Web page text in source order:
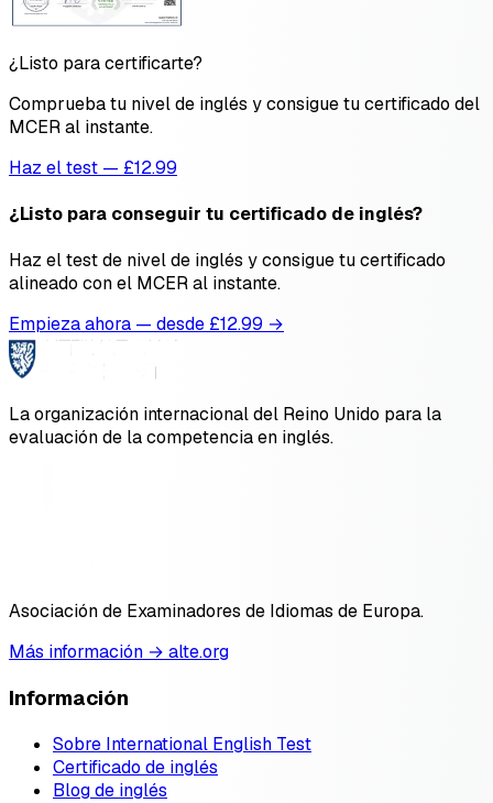
¿Listo para certificarte?
Comprueba tu nivel de inglés y consigue tu certificado del
MCER al instante.
Haz el test — £12.99
¿Listo para conseguir tu certificado de inglés?
Haz el test de nivel de inglés y consigue tu certificado
alineado con el MCER al instante.
Empieza ahora — desde £12.99 →
La organización internacional del Reino Unido para la
evaluación de la competencia en inglés.
Asociación de Examinadores de Idiomas de Europa.
Más información → alte.org
Información
Sobre International English Test
Certificado de inglés
Blog de inglés